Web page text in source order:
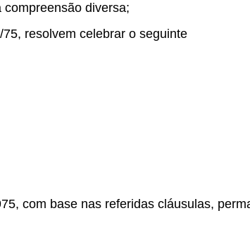
diversa;
/75, resolvem celebrar o seguinte
com base nas referidas cláusulas,